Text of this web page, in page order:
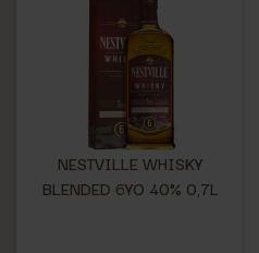
NESTVILLE WHISKY
BLENDED 6YO 40% 0,7L